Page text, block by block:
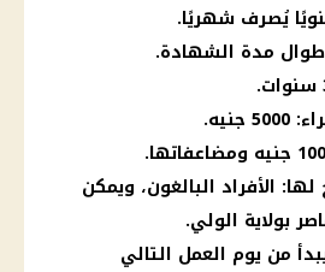
طوال مدة الشهادة.
الأفراد البالغون، ويمكن
بولاية الولي.
من يوم العمل التالي